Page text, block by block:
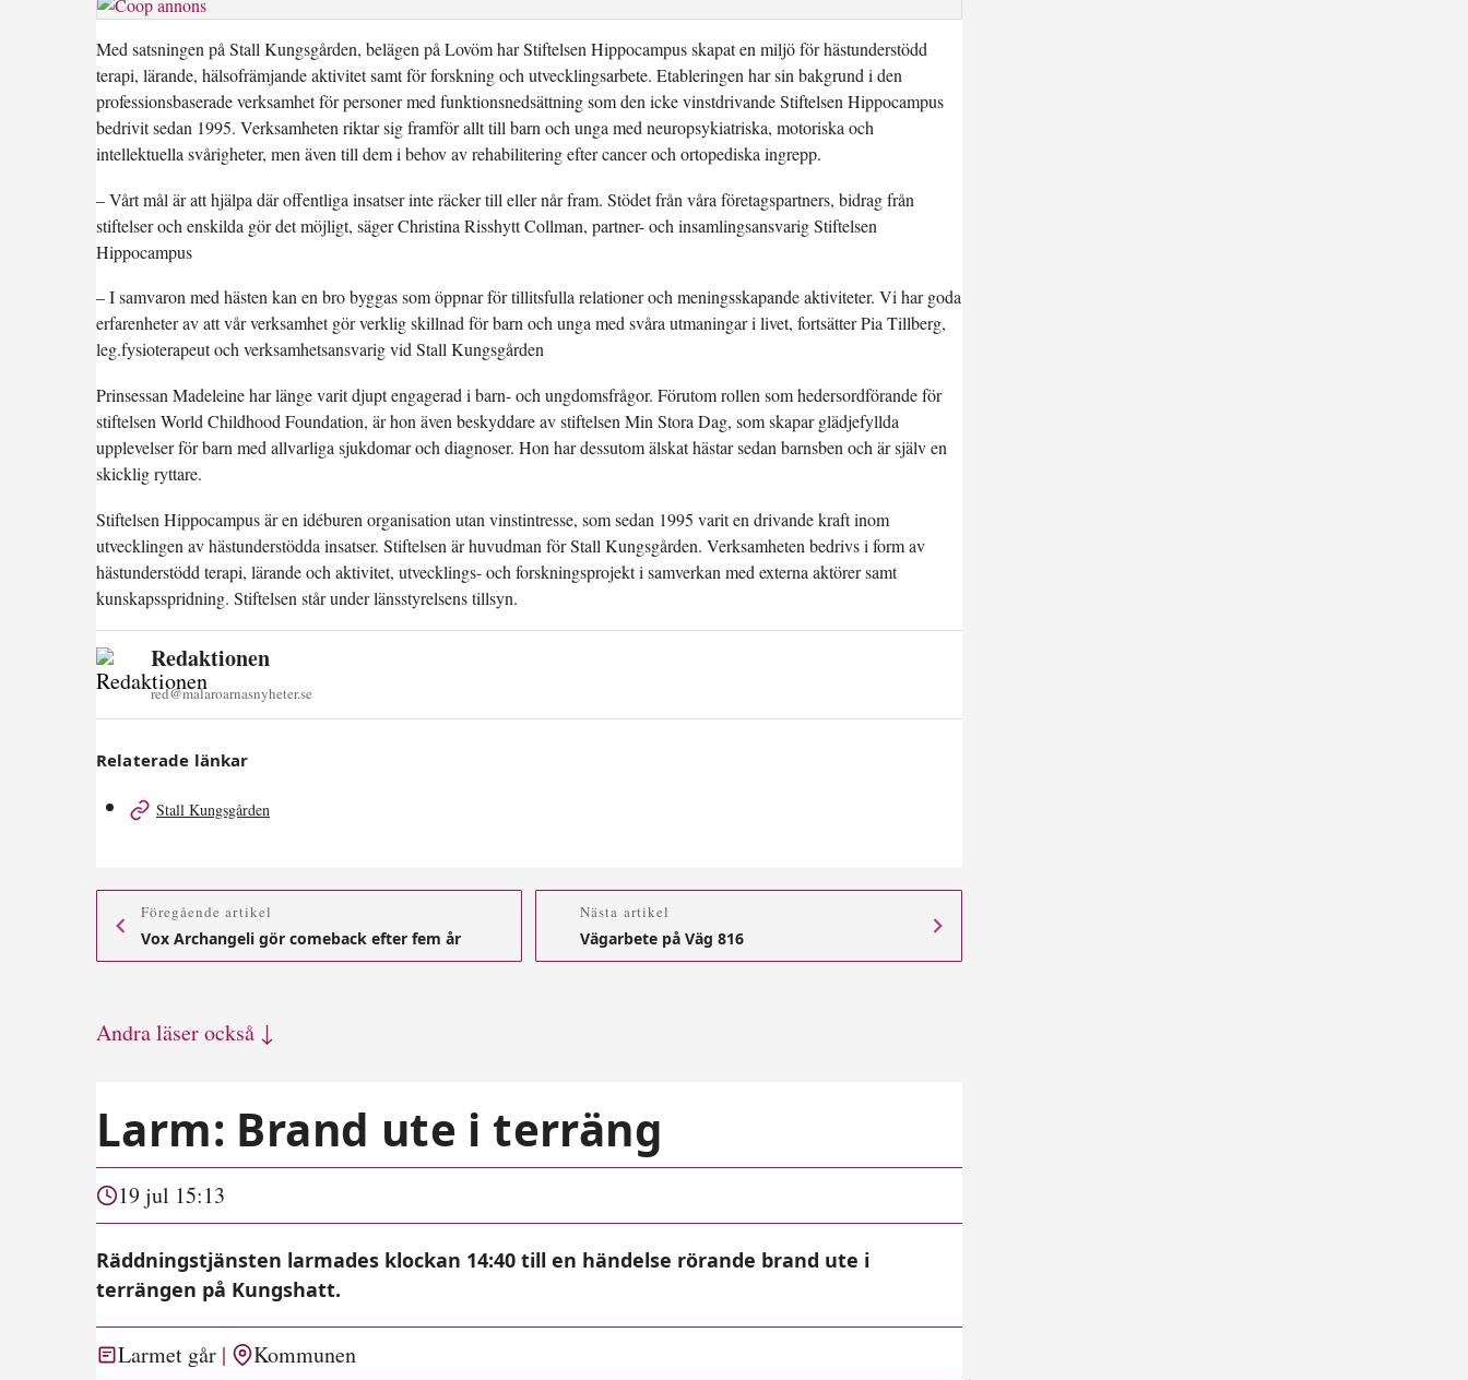
Med satsningen på Stall Kungsgården, belägen på Lovöm har Stiftelsen Hippocampus skapat en miljö för hästunderstödd
terapi, lärande, hälsofrämjande aktivitet samt för forskning och utvecklingsarbete. Etableringen har sin bakgrund i den
professionsbaserade verksamhet för personer med funktionsnedsättning som den icke vinstdrivande Stiftelsen Hippocampus
bedrivit sedan 1995. Verksamheten riktar sig framför allt till barn och unga med neuropsykiatriska, motoriska och
intellektuella svårigheter, men även till dem i behov av rehabilitering efter cancer och ortopediska ingrepp.
– Vårt mål är att hjälpa där offentliga insatser inte räcker till eller når fram. Stödet från våra företagspartners, bidrag från
stiftelser och enskilda gör det möjligt, säger Christina Risshytt Collman, partner- och insamlingsansvarig Stiftelsen
Hippocampus
– I samvaron med hästen kan en bro byggas som öppnar för tillitsfulla relationer och meningsskapande aktiviteter. Vi har goda
erfarenheter av att vår verksamhet gör verklig skillnad för barn och unga med svåra utmaningar i livet, fortsätter Pia Tillberg,
leg.fysioterapeut och verksamhetsansvarig vid Stall Kungsgården
Prinsessan Madeleine har länge varit djupt engagerad i barn- och ungdomsfrågor. Förutom rollen som hedersordförande för
stiftelsen World Childhood Foundation, är hon även beskyddare av stiftelsen Min Stora Dag, som skapar glädjefyllda
upplevelser för barn med allvarliga sjukdomar och diagnoser. Hon har dessutom älskat hästar sedan barnsben och är själv en
skicklig ryttare.
Stiftelsen Hippocampus är en idéburen organisation utan vinstintresse, som sedan 1995 varit en drivande kraft inom
utvecklingen av hästunderstödda insatser. Stiftelsen är huvudman för Stall Kungsgården. Verksamheten bedrivs i form av
hästunderstödd terapi, lärande och aktivitet, utvecklings- och forskningsprojekt i samverkan med externa aktörer samt
kunskapsspridning. Stiftelsen står under länsstyrelsens tillsyn.
Redaktionen
red@malaroarnasnyheter.se
Relaterade länkar
Stall Kungsgården
Föregående artikel
Vox Archangeli gör comeback efter fem år
Nästa artikel
Vägarbete på Väg 816
Andra läser också ↓
Larm: Brand ute i terräng
19 jul 15:13
Räddningstjänsten larmades klockan 14:40 till en händelse rörande brand ute i
terrängen på Kungshatt.
Larmet går Kommunen